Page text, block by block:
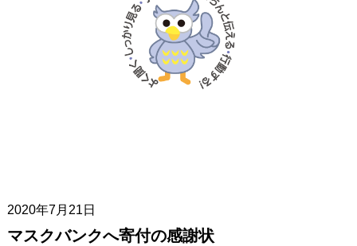
2020年7月21日
マスクバンクへ寄付の感謝状